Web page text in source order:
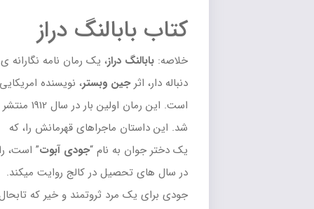
کتاب بابالنگ دراز
خلاصه:بابالنگ دراز، یک رمان نامه نگارانه ی
دنباله دار، اثر جین وبستر، نویسنده امریکایی
است. این رمان اولین بار در سال 1912 منتشر
شد. این داستان ماجراهای قهرمانش را، که
یک دختر جوان به نام “ جودی آبوت” است، را
در سال های تحصیل در کالج روایت میکند.
جودی برای یک مرد ثروتمند و خیر که تابحال